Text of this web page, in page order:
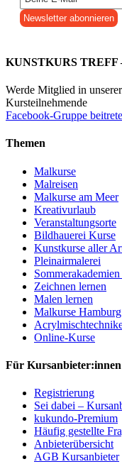
KUNSTKURS TREFF
Werde Mitglied in
Kursteilnehmende
Facebook-Gruppe
Themen
Malkurse
Malreisen
Malkurse am Meer
Kreativurlaub
Veranstaltungsorte
Bildhauerei Kurse
Kunstkurse aller
Pleinairmalerei
Zeichnen lernen
Malen lernen
Malkurse Hamburg
Online-Kurse
Für Kursanbieter:innen
Registrierung
Sei dabei –
kukundo-Premium
Häufig gestellte
Anbieterübersicht
AGB Kursanbieter